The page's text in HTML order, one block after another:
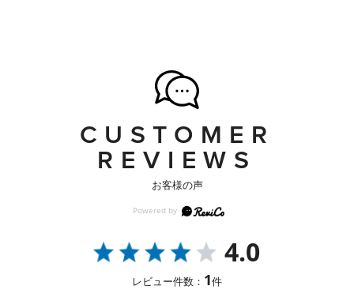
CUSTOMER
REVIEWS
お客様の声
4.0
レビュー件数： 1件